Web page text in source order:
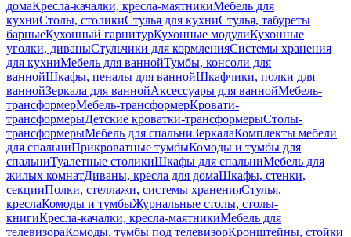
домаКресла-качалки, кресла-маятникиМебель для
кухниСтолы, столикиСтулья для кухниСтулья, табуреты
барныеКухонный гарнитурКухонные модулиКухонные
уголки, диваныСтульчики для кормленияСистемы хранения
для кухниМебель для ваннойТумбы, консоли для
ваннойШкафы, пеналы для ваннойШкафчики, полки для
ваннойЗеркала для ваннойАксессуары для ваннойМебель-
трансформерМебель-трансформерКровати-
трансформерыДетские кроватки-трансформерыСтолы-
трансформерыМебель для спальниЗеркалаКомплекты мебели
для спальниПрикроватные тумбыКомоды и тумбы для
спальниТуалетные столикиШкафы для спальниМебель для
жилых комнатДиваны, кресла для домаШкафы, стенки,
секцииПолки, стеллажи, системы храненияСтулья,
креслаКомоды и тумбыЖурнальные столы, столы-
книгиКресла-качалки, кресла-маятникиМебель для
телевизораКомоды, тумбы под телевизорКронштейны, стойки